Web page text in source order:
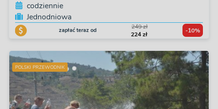
codziennie
Jednodniowa
zapłać teraz od
249 zł
224 zł
-10%
POLSKI PRZEWODNIK